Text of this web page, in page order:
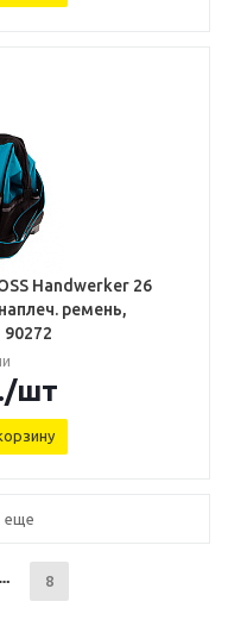
Handwerker 26
ремень,
/шт
еще
8